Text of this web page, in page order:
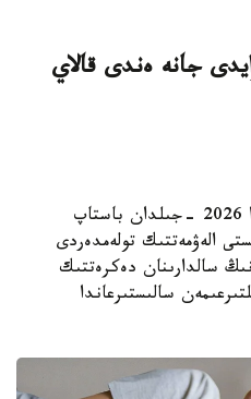
جانە ەندى قالاي
استانا. قازاقپارات - قازاقستاندا 2026 -جىلدان باستاپ
الەۋمەتتىك تولەمدەردى
سالدارىنان دەكرەتتىك
سالىستىرعاندا